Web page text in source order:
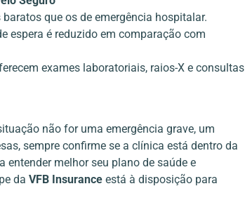
que os de emergência hospitalar.
espera é reduzido em comparação com
exames laboratoriais, raios-X e consultas
não for uma emergência grave, um
sempre confirme se a clínica está dentro da
entender melhor seu plano de saúde e
da VFB Insurance está à disposição para